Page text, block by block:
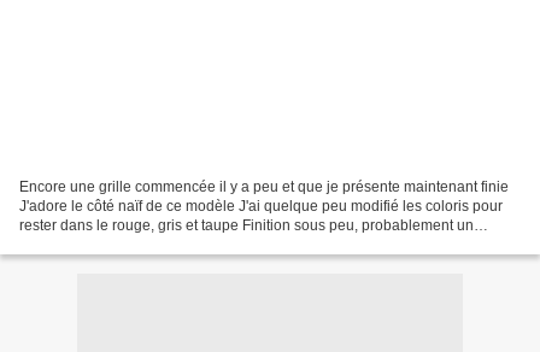
Encore une grille commencée il y a peu et que je présente maintenant finie
J'adore le côté naïf de ce modèle J'ai quelque peu modifié les coloris pour
rester dans le rouge, gris et taupe Finition sous peu, probablement un